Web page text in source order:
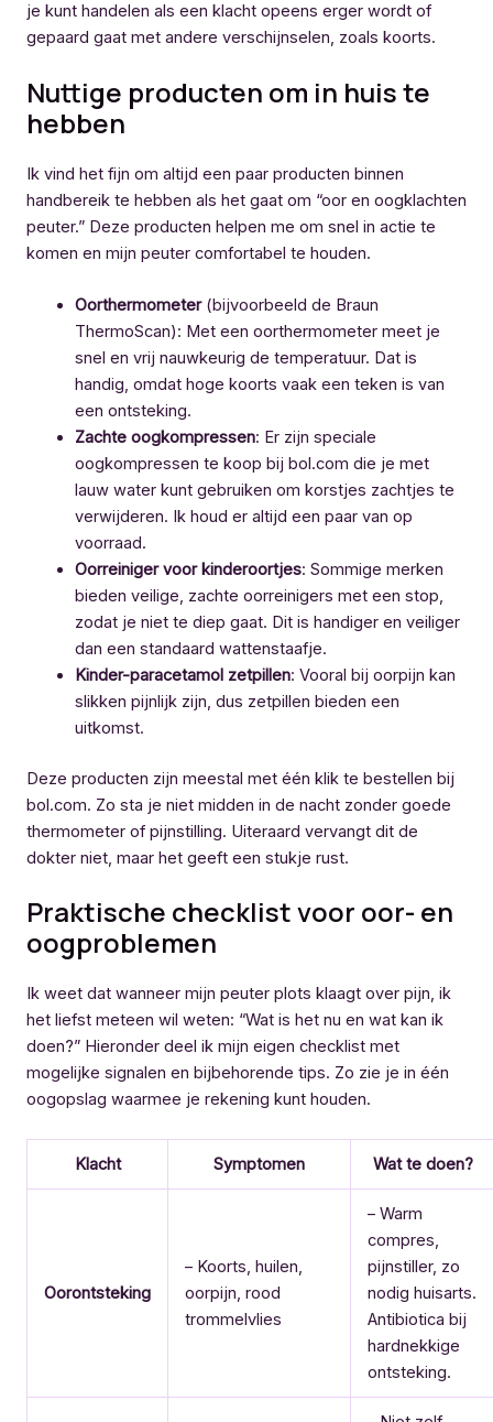
je kunt handelen als een klacht opeens erger wordt of
gepaard gaat met andere verschijnselen, zoals koorts.
Nuttige producten om in huis te
hebben
Ik vind het fijn om altijd een paar producten binnen
handbereik te hebben als het gaat om “oor en oogklachten
peuter.” Deze producten helpen me om snel in actie te
komen en mijn peuter comfortabel te houden.
Oorthermometer(bijvoorbeeld de Braun
ThermoScan): Met een oorthermometer meet je
snel en vrij nauwkeurig de temperatuur. Dat is
handig, omdat hoge koorts vaak een teken is van
een ontsteking.
Zachte oogkompressen: Er zijn speciale
oogkompressen te koop bij bol.com die je met
lauw water kunt gebruiken om korstjes zachtjes te
verwijderen. Ik houd er altijd een paar van op
voorraad.
Oorreiniger voor kinderoortjes: Sommige merken
bieden veilige, zachte oorreinigers met een stop,
zodat je niet te diep gaat. Dit is handiger en veiliger
dan een standaard wattenstaafje.
Kinder-paracetamol zetpillen: Vooral bij oorpijn kan
slikken pijnlijk zijn, dus zetpillen bieden een
uitkomst.
Deze producten zijn meestal met één klik te bestellen bij
bol.com. Zo sta je niet midden in de nacht zonder goede
thermometer of pijnstilling. Uiteraard vervangt dit de
dokter niet, maar het geeft een stukje rust.
Praktische checklist voor oor- en
oogproblemen
Ik weet dat wanneer mijn peuter plots klaagt over pijn, ik
het liefst meteen wil weten: “Wat is het nu en wat kan ik
doen?” Hieronder deel ik mijn eigen checklist met
mogelijke signalen en bijbehorende tips. Zo zie je in één
oogopslag waarmee je rekening kunt houden.
Klacht Symptomen Wat te doen?
Oorontsteking
– Koorts, huilen,
oorpijn, rood
trommelvlies
– Warm
compres,
pijnstiller, zo
nodig huisarts.
Antibiotica bij
hardnekkige
ontsteking.